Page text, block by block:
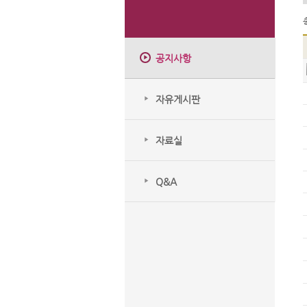
공지사항
자유게시판
자료실
Q&A